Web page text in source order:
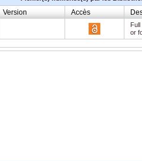
Version Accès
or